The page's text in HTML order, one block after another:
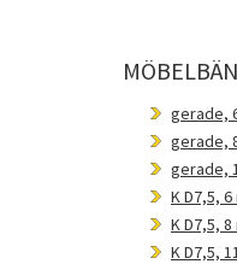
gerade,
gerade,
gerade,
K D7,5,
K D7,5,
K D7,5,